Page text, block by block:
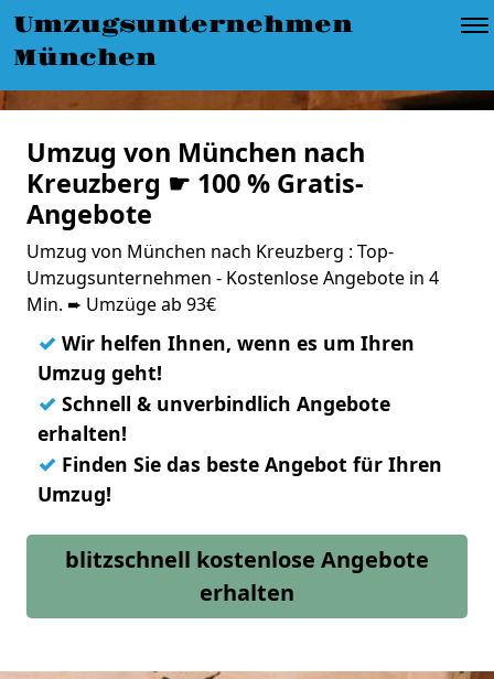
Umzugsunternehmen
München
Umzug von München nach
Kreuzberg ☛ 100 % Gratis-
Angebote
Umzug von München nach Kreuzberg : Top-
Umzugsunternehmen - Kostenlose Angebote in 4
Min. ➨ Umzüge ab 93€
✓ Wir helfen Ihnen, wenn es um Ihren
Umzug geht!
✓ Schnell & unverbindlich Angebote
erhalten!
✓ Finden Sie das beste Angebot für Ihren
Umzug!
blitzschnell kostenlose Angebote
erhalten